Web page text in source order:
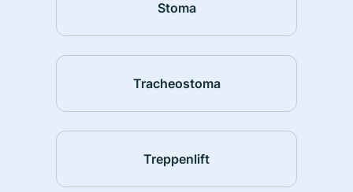
Stoma
Tracheostoma
Treppenlift